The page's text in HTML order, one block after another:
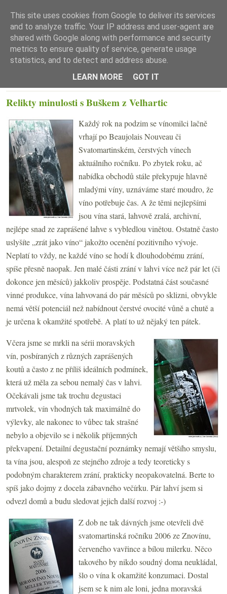
☰ Menu
Relikty minulosti s Buškem z Velhartic
Každý rok na podzim se vínomilci lačně
vrhají po Beaujolais Nouveau či
Svatomartinském, čerstvých vínech
aktuálního ročníku. Po zbytek roku, ač
nabídka obchodů stále překypuje hlavně
mladými víny, uznáváme staré moudro, že
víno potřebuje čas. A že těmi nejlepšími
jsou vína stará, lahvově zralá, archivní,
nejlépe snad ze zaprášené lahve s vybledlou vinětou. Ostatně často
uslyšíte „zrát jako víno“ jakožto ocenění pozitivního vývoje.
Neplatí to vždy, ne každé víno se hodí k dlouhodobému zrání,
spíše přesně naopak. Jen malé části zrání v lahvi více než pár let (či
dokonce jen měsíců) jakkoliv prospěje. Podstatná část současné
vinné produkce, vína lahvovaná do pár měsíců po sklizni, obvykle
nemá větší potenciál než nabídnout čerstvé ovocité vůně a chutě a
je určena k okamžité spotřebě. A platí to už nějaký ten pátek.
Včera jsme se mrkli na sérii moravských
vín, posbíraných z různých zaprášených
koutů a často z ne příliš ideálních podmínek,
která už měla za sebou nemalý čas v lahvi.
Očekávali jsme tak trochu degustaci
mrtvolek, vín vhodných tak maximálně do
výlevky, ale nakonec to vůbec tak strašné
nebylo a objevilo se i několik příjemných
překvapení. Detailní degustační poznámky nemají většího smyslu,
ta vína jsou, alespoň ze stejného zdroje a tedy teoreticky s
podobným charakterem zrání, prakticky neopakovatelná. Berte to
spíš jako dojmy z docela zábavného večírku. Pár lahví jsem si
odvezl domů a budu sledovat jejich další rozvoj :-)
Z dob ne tak dávných jsme otevřeli dvě
svatomartinská ročníku 2006 ze Znovínu,
červeného vavřince a bílou milerku. Něco
takového by nikdo soudný doma neukládal,
šlo o vína k okamžité konzumaci. Dostal
jsem se k nim ale loni, jedna moravská
This site uses cookies from Google to deliver its services
and to analyze traffic. Your IP address and user-agent are
shared with Google along with performance and security
metrics to ensure quality of service, generate usage
statistics, and to detect and address abuse.
LEARN MORE
GOT IT